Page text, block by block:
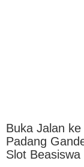
Buka Jalan
Padang
Slot Beasiswa